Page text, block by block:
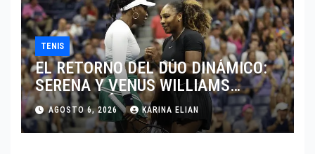
TENIS
EL RETORNO DEL DÚO DINÁMICO:
SERENA Y VENUS WILLIAMS
DISPUTARÁN LOS DOBLES EN
CINCINNATI 2026
AGOSTO 6, 2026 KARINA ELIAN